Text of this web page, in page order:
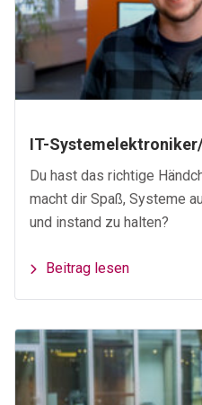
IT-
Du hast das richtige
macht dir Spaß, Systeme
und instand zu halten?
Beitrag lesen